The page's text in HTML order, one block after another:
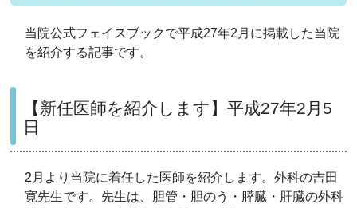
当院公式フェイスブックで平成27年2月に掲載した当院
を紹介する記事です。
【新任医師を紹介します】平成27年2月5
日
2月より当院に着任した医師を紹介します。外科の吉田
寛先生です。先生は、胆管・胆のう・膵臓・肝臓の外科